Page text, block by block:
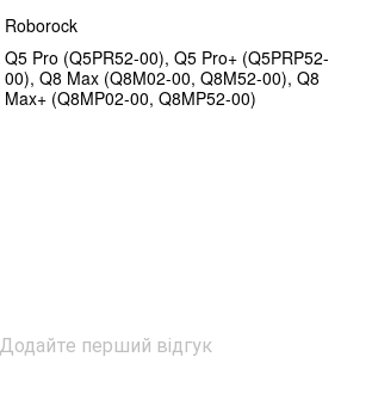
Roborock
Q5 Pro (Q5PR52-00), Q5 Pro+ (Q5PRP52-
00), Q8 Max (Q8M02-00, Q8M52-00), Q8
Max+ (Q8MP02-00, Q8MP52-00)
Додайте перший відгук